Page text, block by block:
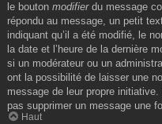
le bouton modifierdu message
répondu au message, un petit
indiquant qu’il a été modifié, le
la date et l’heure de la dernière
si un modérateur ou un
ont la possibilité de laisser une
message de leur propre
pas supprimer un message une
Haut